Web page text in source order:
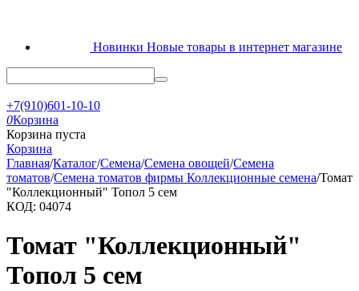
Новинки Новые товары в интернет магазине
+7(910)601-10-10
0Корзина
Корзина пуста
Корзина
Главная/Каталог/Семена/Семена овощей/Семена
томатов/Семена томатов фирмы Коллекционные семена/Томат
"Коллекционный" Топол 5 сем
КОД: 04074
Томат "Коллекционный"
Топол 5 сем